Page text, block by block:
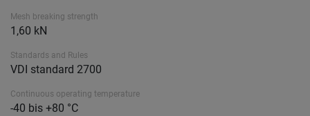
Mesh breaking strength
1,60 kN
Standards and Rules
VDI standard 2700
Continuous operating temperature
-40 bis +80 °C